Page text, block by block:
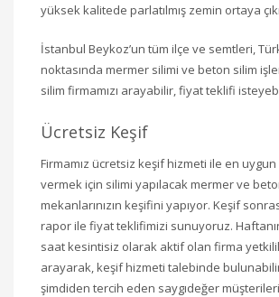
yüksek kalitede parlatılmış zemin ortaya
İstanbul Beykoz’un tüm ilçe ve semtleri,
noktasında mermer silimi ve beton silim
silim firmamızı arayabilir, fiyat teklifi
Ücretsiz Keşif
Firmamız ücretsiz keşif hizmeti ile en
vermek için silimi yapılacak mermer ve
mekanlarınızın keşifini yapıyor. Keşif
rapor ile fiyat teklifimizi sunuyoruz.
saat kesintisiz olarak aktif olan firma
arayarak, keşif hizmeti talebinde
şimdiden tercih eden saygıdeğer